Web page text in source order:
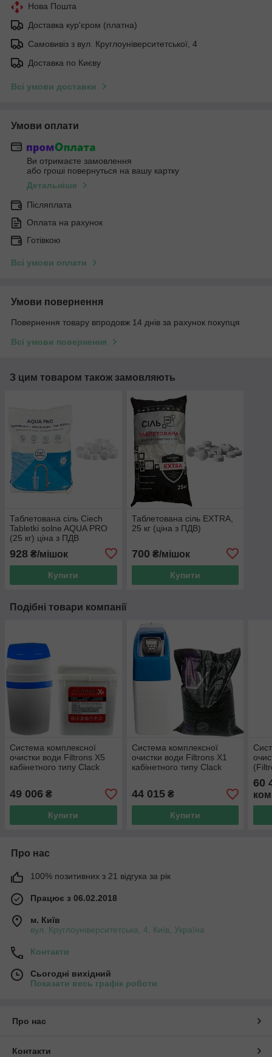
Нова Пошта
Доставка кур'єром (платна)
Самовивіз з вул. Круглоуніверситетської, 4
Доставка по Києву
Всі умови доставки
Умови оплати
Ви отримаєте замовлення
або гроші повернуться на вашу картку
Детальніше
Післяплата
Оплата на рахунок
Готівкою
Всі умови оплати
Умови повернення
Повернення товару впродовж 14 днів за рахунок покупця
Всі умови повернення
З цим товаром також замовляють
Таблетована сіль Сiech
Tabletki solne AQUA PRO
(25 кг) ціна з ПДВ
928 ₴/мішок
Купити
Таблетована сіль EXTRA,
25 кг (ціна з ПДВ)
700 ₴/мішок
Купити
Подібні товари компанії
Система комплексної
очистки води Filtrons X5
кабінетного типу Clack
49 006 ₴
Купити
Система комплексної
очистки води Filtrons X1
кабінетного типу Clack
44 015₴
Купити
60
Про нас
100% позитивних з 21 відгука за рік
Працює з 06.02.2018
м. Київ
вул. Круглоуніверситетська, 4, Київ, Україна
Контакти
Сьогодні вихідний
Показати весь графік роботи
Про нас
Контакти